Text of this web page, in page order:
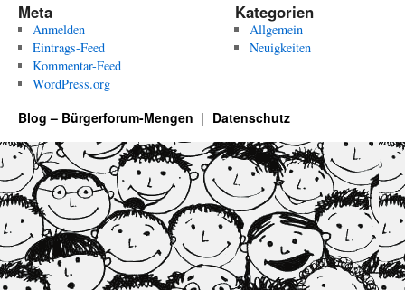
Meta
Anmelden
Eintrags-Feed
Kommentar-Feed
WordPress.org
Kategorien
Allgemein
Neuigkeiten
Blog – Bürgerforum-Mengen Datenschutz